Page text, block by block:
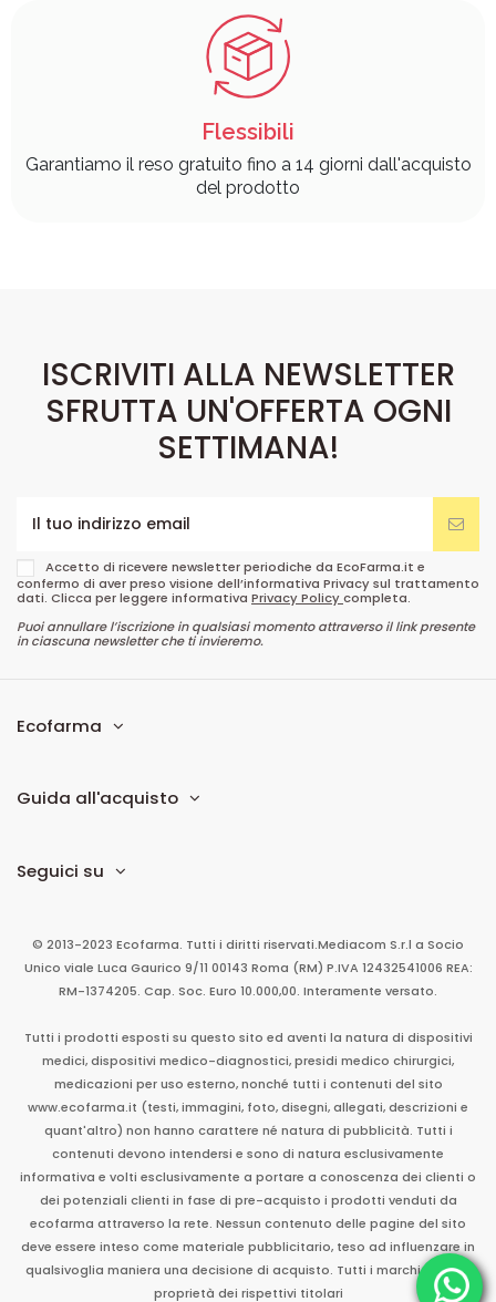
Flessibili
Garantiamo il reso gratuito fino a 14 giorni dall'acquisto
del prodotto
ISCRIVITI ALLA NEWSLETTER
SFRUTTA UN'OFFERTA OGNI
SETTIMANA!
Accetto di ricevere newsletter periodiche da EcoFarma.it e
confermo di aver preso visione dell’informativa Privacy sul trattamento
dati. Clicca per leggere informativa Privacy Policycompleta.
Puoi annullare l’iscrizione in qualsiasi momento attraverso il link presente
in ciascuna newsletter che ti invieremo.
Ecofarma
Guida all'acquisto
Seguici su
© 2013-2023 Ecofarma. Tutti i diritti riservati.Mediacom S.r.l a Socio
Unico viale Luca Gaurico 9/11 00143 Roma (RM) P.IVA 12432541006 REA:
RM-1374205. Cap. Soc. Euro 10.000,00. Interamente versato.
Tutti i prodotti esposti su questo sito ed aventi la natura di dispositivi
medici, dispositivi medico-diagnostici, presidi medico chirurgici,
medicazioni per uso esterno, nonché tutti i contenuti del sito
www.ecofarma.it (testi, immagini, foto, disegni, allegati, descrizioni e
quant'altro) non hanno carattere né natura di pubblicità. Tutti i
contenuti devono intendersi e sono di natura esclusivamente
informativa e volti esclusivamente a portare a conoscenza dei clienti o
dei potenziali clienti in fase di pre-acquisto i prodotti venduti da
ecofarma attraverso la rete. Nessun contenuto delle pagine del sito
deve essere inteso come materiale pubblicitario, teso ad influenzare in
qualsivoglia maniera una decisione di acquisto. Tutti i marchi sono di
proprietà dei rispettivi titolari